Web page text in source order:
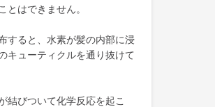
とはできません。
すると、水素が髪の内部に浸
キューティクルを通り抜けて
結びついて化学反応を起こ